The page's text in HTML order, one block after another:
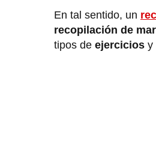
En tal sentido, un
recopilación de
tipos de ejercicios y